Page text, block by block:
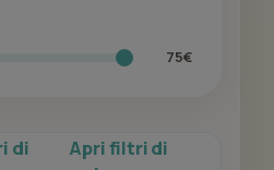
75€
di
Apri filtri di